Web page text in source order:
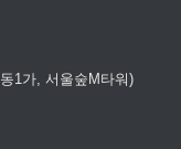
1가, 서울숲M타워)